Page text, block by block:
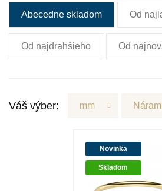
Abecedne skladom Od
Od najdrahšieho Od
Váš výber: mm
Novinka
Skladom